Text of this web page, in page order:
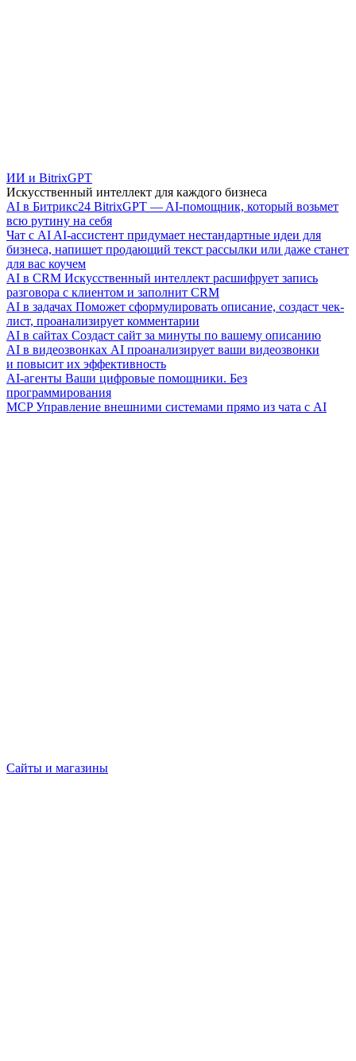
ИИ и BitrixGPT
Искусственный интеллект для каждого бизнеса
AI в Битрикс24 BitrixGPT — AI-помощник, который возьмет
всю рутину на себя
Чат с AI AI-ассистент придумает нестандартные идеи для
бизнеса, напишет продающий текст рассылки или даже станет
для вас коучем
AI в CRM Искусственный интеллект расшифрует запись
разговора с клиентом и заполнит CRM
AI в задачах Поможет сформулировать описание, создаст чек-
лист, проанализирует комментарии
AI в сайтах Создаст сайт за минуты по вашему описанию
AI в видеозвонках AI проанализирует ваши видеозвонки
и повысит их эффективность
AI-агенты Ваши цифровые помощники. Без
программирования
MCP Управление внешними системами прямо из чата с AI
Сайты и магазины